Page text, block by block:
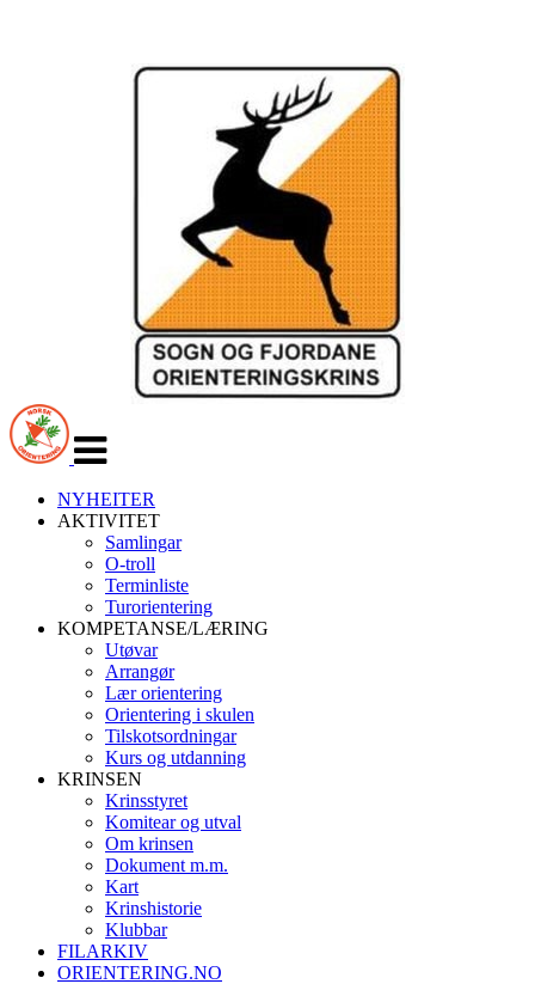
navigasjon
NYHEITER
AKTIVITET
Samlingar
O-troll
Terminliste
Turorientering
KOMPETANSE/LÆRING
Utøvar
Arrangør
Lær orientering
Orientering i skulen
Tilskotsordningar
Kurs og utdanning
KRINSEN
Krinsstyret
Komitear og utval
Om krinsen
Dokument m.m.
Kart
Krinshistorie
Klubbar
FILARKIV
ORIENTERING.NO